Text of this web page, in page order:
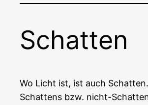
Schatten
Wo Licht ist, ist auch
Schat­tens bzw. nicht-